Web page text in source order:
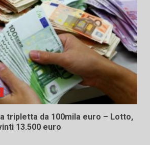
tripletta da 100mila euro – Lotto,
13.500 euro